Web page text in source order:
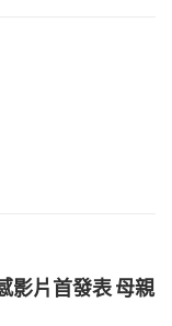
影片首發表 母親